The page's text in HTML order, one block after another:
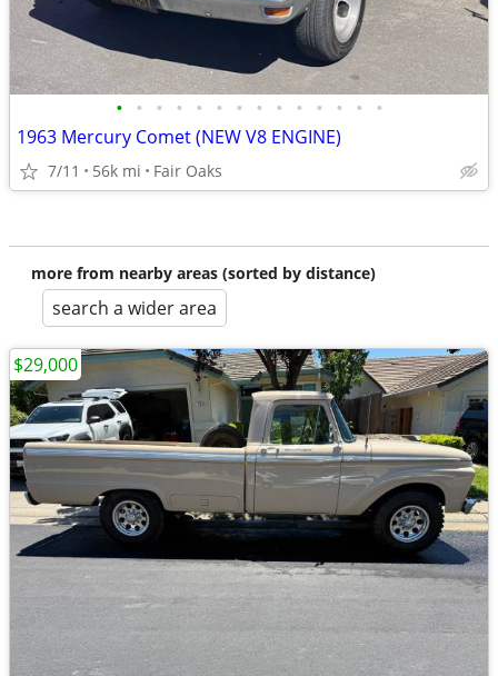
• • • • • • • • • • • • • •
1963 Mercury Comet (NEW V8 ENGINE)
7/11 56k mi Fair Oaks
more from nearby areas (sorted by distance)
search a wider area
$29,000